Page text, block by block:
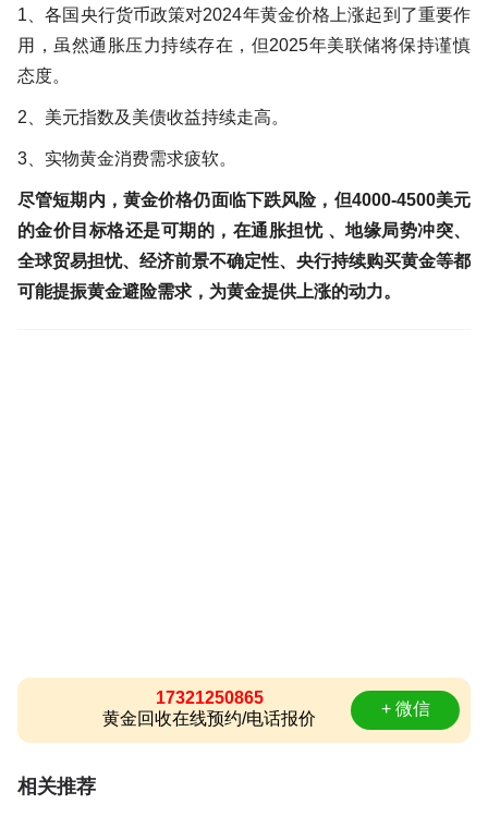
1、各国央行货币政策对2024年黄金价格上涨起到了重要作
用，虽然通胀压力持续存在，但2025年美联储将保持谨慎
态度。
2、美元指数及美债收益持续走高。
3、实物黄金消费需求疲软。
尽管短期内，黄金价格仍面临下跌风险，但4000-4500美元
的金价目标格还是可期的，在通胀担忧 、地缘局势冲突、
全球贸易担忧、经济前景不确定性、央行持续购买黄金等都
可能提振黄金避险需求，为黄金提供上涨的动力。
17321250865
黄金回收在线预约/电话报价
+ 微信
相关推荐